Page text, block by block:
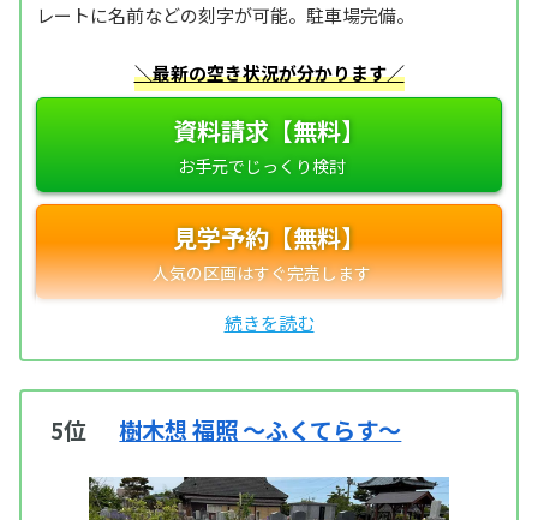
レートに名前などの刻字が可能。駐車場完備。
＼最新の空き状況が分かります／
資料請求【無料】
見学予約【無料】
5位 樹木想 福照 ～ふくてらす～